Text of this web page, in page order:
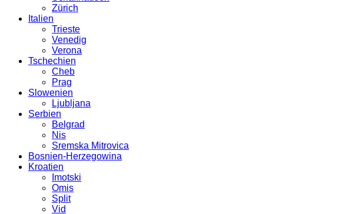
Zürich
Italien
Trieste
Venedig
Verona
Tschechien
Cheb
Prag
Slowenien
Ljubljana
Serbien
Belgrad
Nis
Sremska Mitrovica
Bosnien-Herzegowina
Kroatien
Imotski
Omis
Split
Vid